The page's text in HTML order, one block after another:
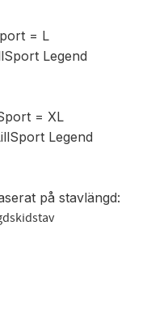
= L
Legend
= XL
Legend
på stavlängd: